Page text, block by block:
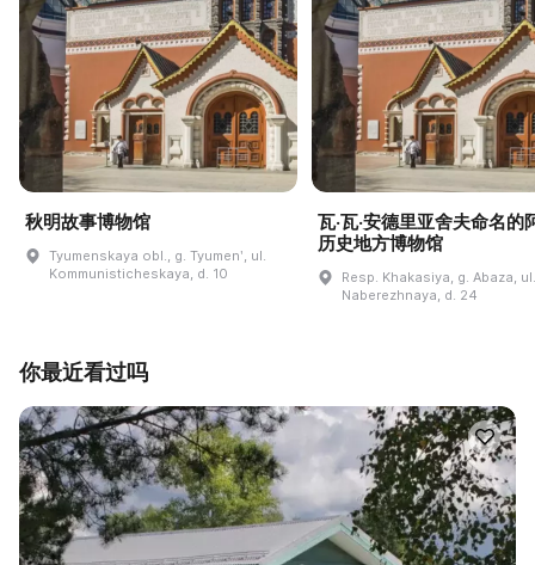
秋明故事博物馆
Tyumenskaya obl., g. Tyumenʹ, ul.
Kommunisticheskaya, d. 10
瓦·瓦·安德里亚舍夫命名的
历史地方博物馆
Resp. Khakasiya, g. Abaza, ul.
Naberezhnaya, d. 24
你最近看过吗